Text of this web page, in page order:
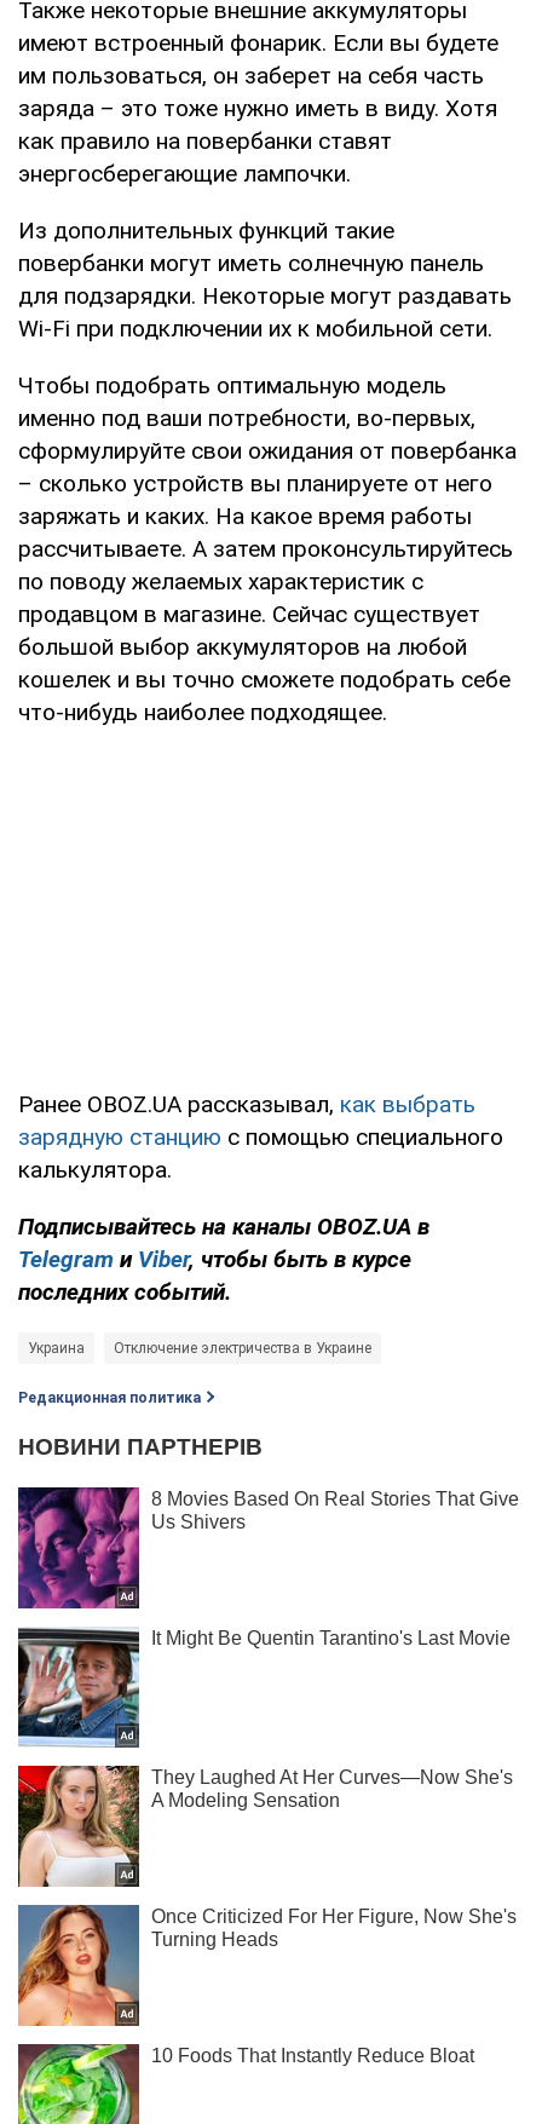
Также некоторые внешние аккумуляторы
имеют встроенный фонарик. Если вы будете
им пользоваться, он заберет на себя часть
заряда – это тоже нужно иметь в виду. Хотя
как правило на повербанки ставят
энергосберегающие лампочки.
Из дополнительных функций такие
повербанки могут иметь солнечную панель
для подзарядки. Некоторые могут раздавать
Wi-Fi при подключении их к мобильной сети.
Чтобы подобрать оптимальную модель
именно под ваши потребности, во-первых,
сформулируйте свои ожидания от повербанка
– сколько устройств вы планируете от него
заряжать и каких. На какое время работы
рассчитываете. А затем проконсультируйтесь
по поводу желаемых характеристик с
продавцом в магазине. Сейчас существует
большой выбор аккумуляторов на любой
кошелек и вы точно сможете подобрать себе
что-нибудь наиболее подходящее.
Ранее OBOZ.UA рассказывал, как выбрать
зарядную станцию с помощью специального
калькулятора.
Подписывайтесь на каналы OBOZ.UA в
Telegram и Viber, чтобы быть в курсе
последних событий.
Украина Отключение электричества в Украине
Редакционная политика